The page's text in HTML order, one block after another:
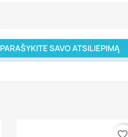
PARAŠYKITE SAVO ATSILIEPIMĄ
favorite_border